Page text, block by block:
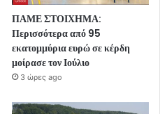
ΠΑΜΕ ΣΤΟΙΧΗΜΑ:
Περισσότερα από 95
εκατομμύρια ευρώ σε κέρδη
μοίρασε τον Ιούλιο
3 ώρες ago